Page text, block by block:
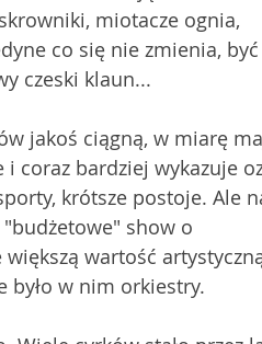
miotacze ognia,
co się nie zmienia, być
czeski klaun...
jakoś ciągną, w miarę
i coraz bardziej wykazuje
krótsze postoje. Ale
"budżetowe" show o
wartość
było w nim orkiestry.